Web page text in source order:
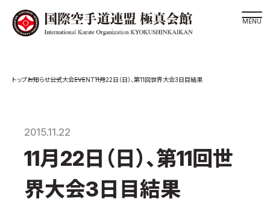
大山倍達総裁 紹介
松井章奎館長 紹介
極真の歴史
お知らせ公式大会EVENT11月22日（日）、第11回世界大会3日目結果
2015.11.22
11月22日（日）、第11回世
界大会3日目結果